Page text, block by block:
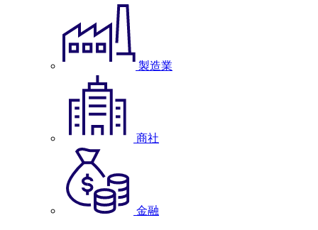
製造業
商社
金融